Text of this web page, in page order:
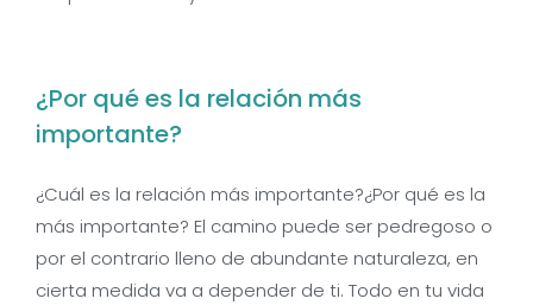
¿Por qué es la relación más
importante?
¿Cuál es la relación más importante?¿Por qué es la
más importante? El camino puede ser pedregoso o
por el contrario lleno de abundante naturaleza, en
cierta medida va a depender de ti. Todo en tu vida